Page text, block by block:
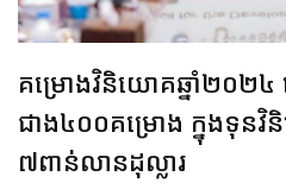
គម្រោងវិនិយោគឆ្នាំ២០២
ជាង៤០០គម្រោង ក្នុងទុន
៧ពាន់លានដុល្លារ